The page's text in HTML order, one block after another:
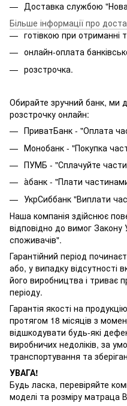
Доставка службою
Більше інформації про
готівкою при отриманні
онлайн-оплата
розстрочка.
Обирайте зручний банк,
розстрочку онлайн:
ПриватБанк - "Оплата
Монобанк - "Покупка
ПУМБ - "Сплачуйте
àбанк - "Плати
УкрСиббанк "Виплати
Наша компанія здійснює
відповідно до вимог Закону
споживачів".
Гарантійний період
або, у випадку відсутності
його виробництва і триває
періоду.
Гарантія якості на
протягом 18 місяців з
відшкодувати будь-які
виробничих недоліків, за
транспортування та
УВАГА!
Будь ласка, перевіряйте
моделі та розміру